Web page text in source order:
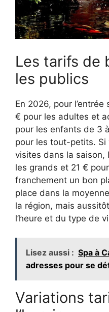
Les tarifs de
les publics
En 2026, pour
€ pour les adultes et
pour les enfants de 3
pour les tout-petits. Si
visites dans la saison,
les grands et 21 €
franchement un bon
place dans la
la région, mais
l’heure et du type de
Lisez aussi : Spa à
adresses pour se
Variations